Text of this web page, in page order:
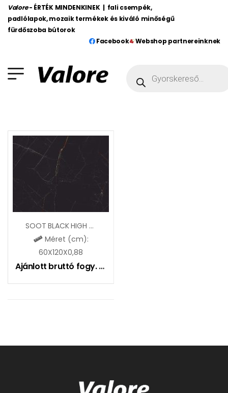
Valore - ÉRTÉK MINDENKINEK | fali csempék,
padlólapok, mozaik termékek és kiváló minőségű
fürdőszoba bútorok
Facebook
Webshop partnereinknek
SOOT BLACK HIGH GLOSSY
Méret (cm):
60X120X0,88
Ajánlott bruttó fogy. ár: